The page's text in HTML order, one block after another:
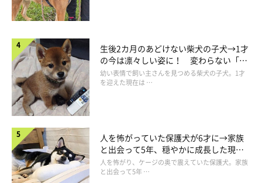
講習会では、写真のように犬のぬいぐるみと実際のクレートを使
生後2カ月のあどけない柴犬の子犬→1才
の今は凛々しい姿に！ 変わらない「く
りくりおめめ」にもほっこり
幼い表情で飼い主さんを見つめる柴犬の子犬。1才
を迎えた現在は …
人を怖がっていた保護犬が6才に→家族
と出会って5年、穏やかに成長した現在
の姿にグッとくる
人を怖がり、ケージの奥で震えていた保護犬。家族
と出会って5年 …